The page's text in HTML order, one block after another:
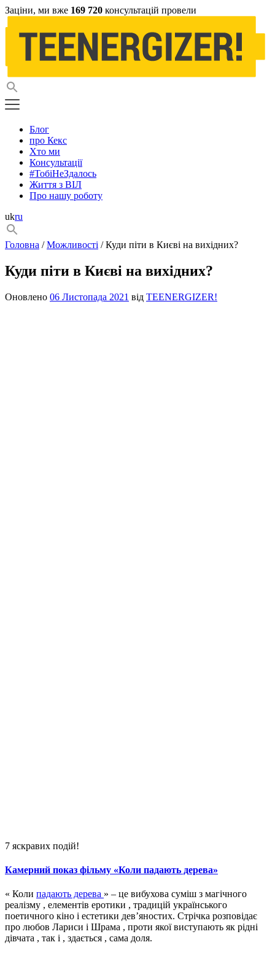
Заціни, ми вже 169 720 консультацій провели
Блог
про Кекс
Хто ми
Консультації
#ТобіНеЗдалось
Життя з ВІЛ
Про нашу роботу
ukru
Головна /Можливості / Куди піти в Києві на вихідних?
Куди піти в Києві на вихідних?
Оновлено 06 Листопада 2021 від TEENERGIZER!
7 яскравих подій!
Камерний показ фільму «Коли падають дерева»
« Коли падають дерева » – це вибухова суміш з магічного
реалізму , елементів еротики , традицій українського
поетичного кіно і естетики дев’яностих. Стрічка розповідає
про любов Лариси і Шрама , проти якоївиступають як рідні
дівчата , так і , здається , сама доля.